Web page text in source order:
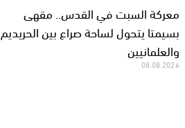
معركة السبت في القدس.. مقهى
بسيمتا يتحول لساحة صراع بين الحريديم
والعلمانيين
08.08.2026